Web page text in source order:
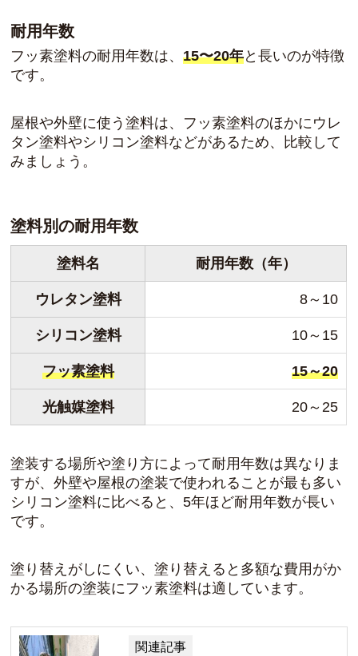
耐用年数
フッ素塗料の耐用年数は、15〜20年と長いのが特徴
です。
屋根や外壁に使う塗料は、フッ素塗料のほかにウレ
タン塗料やシリコン塗料などがあるため、比較して
みましょう。
塗料別の耐用年数
塗料名 耐用年数（年）
ウレタン塗料 8～10
シリコン塗料 10～15
フッ素塗料 15～20
光触媒塗料 20～25
塗装する場所や塗り方によって耐用年数は異なりま
すが、外壁や屋根の塗装で使われることが最も多い
シリコン塗料に比べると、5年ほど耐用年数が長い
です。
塗り替えがしにくい、塗り替えると多額な費用がか
かる場所の塗装にフッ素塗料は適しています。
関連記事